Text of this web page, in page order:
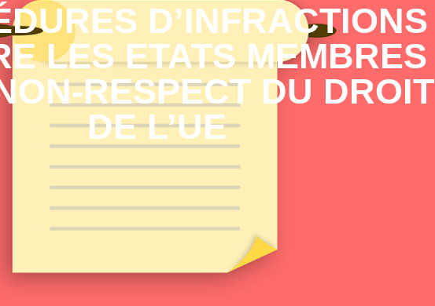
D’INFRACTIONS
LES ETATS MEMBRES
RESPECT DU DROIT
DE L’UE